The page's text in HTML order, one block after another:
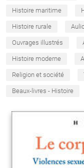
Histoire maritime
Histoire rurale
Ouvrages illustrés
Histoire moderne
Religion et société
Beaux-livres - Histoire